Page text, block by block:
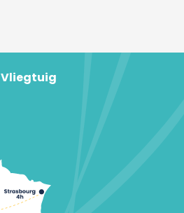
Vliegtuig